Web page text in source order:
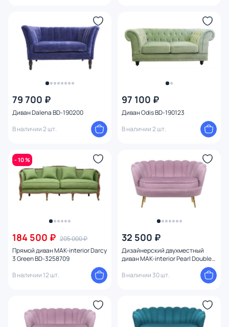
79 700 ₽
Диван Dalena BD-190200
В наличии 2 шт.
97 100 ₽
Диван Odis BD-190123
В наличии 2 шт.
- 10 %
184 500 ₽ 205 000 ₽
Прямой диван MAK-interior Darcy
3 Green BD-3258709
В наличии 12 шт.
32 500 ₽
Дизайнерский двухместный
диван MAK-interior Pearl Double
В наличии 30 шт.